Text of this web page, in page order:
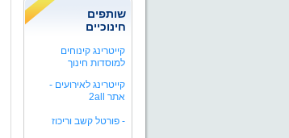
שותפים
חינוכיים
קייטרינג קינוחים
למוסדות חינוך
קייטרינג לאירועים -
אתר 2all
-פורטל קשב וריכוז